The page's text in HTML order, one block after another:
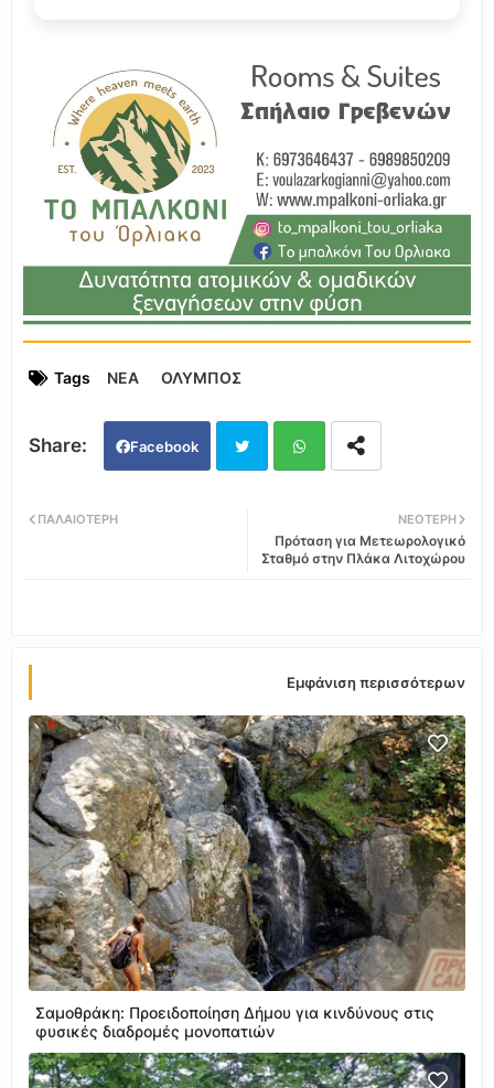
Tags ΝΕΑ ΟΛΥΜΠΟΣ
Facebook
ats
ΝΕΌΤΕΡΗ
Πρόταση για Μετεωρολογικό
Σταθμό στην Πλάκα Λιτοχώρου
ΠΑΛΑΙΌΤΕΡΗ
Εμφάνιση περισσότερων
Σαμοθράκη: Προειδοποίηση Δήμου για κινδύνους στις
φυσικές διαδρομές μονοπατιών